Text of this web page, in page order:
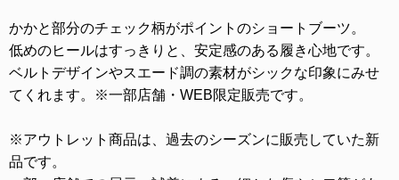
かかと部分のチェック柄がポイントのショートブーツ。
低めのヒールはすっきりと、安定感のある履き心地です。
ベルトデザインやスエード調の素材がシックな印象にみせ
てくれます。※一部店舗・WEB限定販売です。
※アウトレット商品は、過去のシーズンに販売していた新
品です。